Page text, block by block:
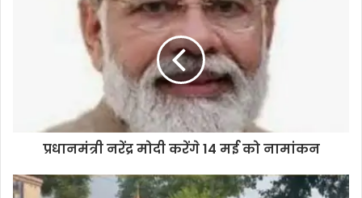
प्रधानमंत्री नरेंद्र मोदी करेंगे 14 मई को नामांकन